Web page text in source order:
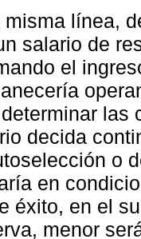
línea,
salario de
el
las
decida
o
en
éxito, en el
menor